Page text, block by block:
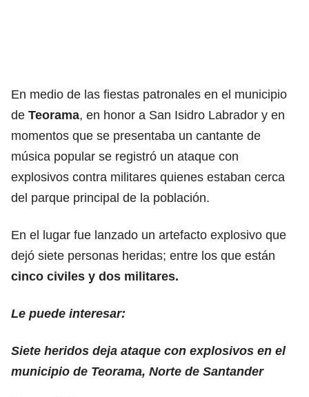
En medio de las fiestas patronales en el municipio
de Teorama, en honor a San Isidro Labrador y en
momentos que se presentaba un cantante de
música popular se registró un ataque con
explosivos contra militares quienes estaban cerca
del parque principal de la población.
En el lugar fue lanzado un artefacto explosivo que
dejó siete personas heridas; entre los que están
cinco civiles y dos militares.
Le puede interesar:
Siete heridos deja ataque con explosivos en el
municipio de Teorama, Norte de Santander